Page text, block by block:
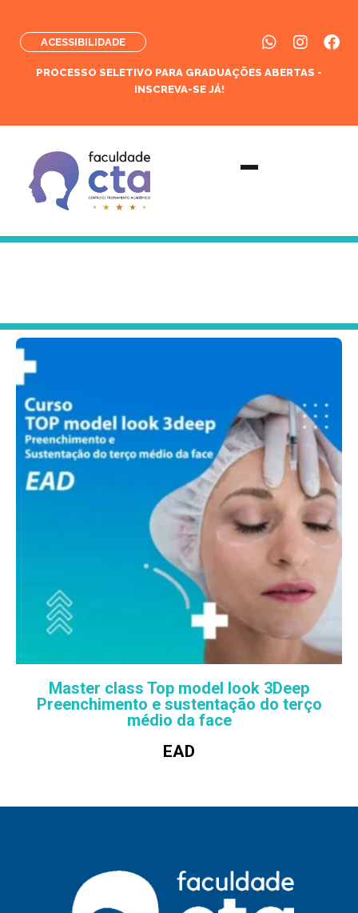
ACESSIBILIDADE
PROCESSO SELETIVO PARA GRADUAÇÕES ABERTAS -
INSCREVA-SE JÁ!
Master class Top model look 3Deep
Preenchimento e sustentação do terço
médio da face
EAD